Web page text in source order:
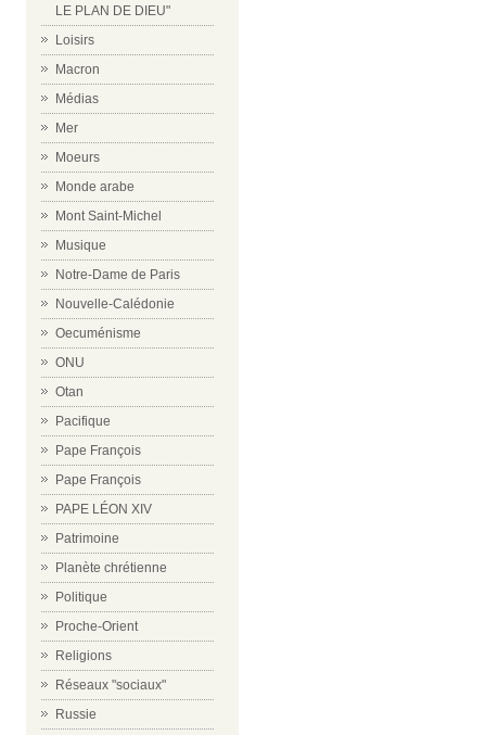
LE PLAN DE DIEU"
Loisirs
Macron
Médias
Mer
Moeurs
Monde arabe
Mont Saint-Michel
Musique
Notre-Dame de Paris
Nouvelle-Calédonie
Oecuménisme
ONU
Otan
Pacifique
Pape François
Pape François
PAPE LÉON XIV
Patrimoine
Planète chrétienne
Politique
Proche-Orient
Religions
Réseaux "sociaux"
Russie